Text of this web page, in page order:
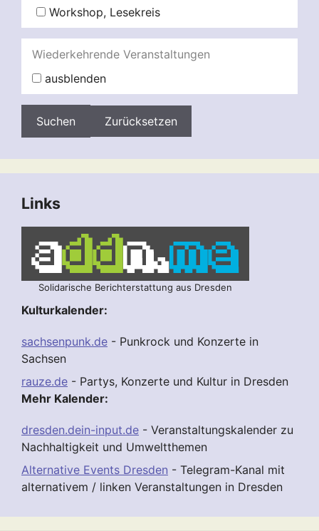
Workshop, Lesekreis
Wiederkehrende Veranstaltungen
ausblenden
Zurücksetzen
Links
Solidarische Berichterstattung aus Dresden
Kulturkalender:
sachsenpunk.de - Punkrock und Konzerte in
Sachsen
rauze.de - Partys, Konzerte und Kultur in Dresden
Mehr Kalender:
dresden.dein-input.de - Veranstaltungskalender zu
Nachhaltigkeit und Umweltthemen
Alternative Events Dresden - Telegram-Kanal mit
alternativem / linken Veranstaltungen in Dresden